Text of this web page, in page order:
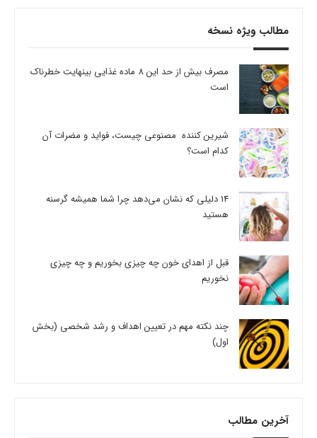
مطالب ویژه نسخه
مصرف بیش از حد این 8 ماده غذایی بینهایت خطرناک
است
شیرین کننده مصنوعی چیست، فواید و مضرات آن
کدام است؟
14 دلیلی که نشان می‌دهد چرا شما همیشه گرسنه
هستید
قبل از اهدای خون چه چیزی بخوریم و چه چیزی
نخوریم
چند نکته مهم در تعیین اهداف و رشد شخصی (بخش
اول)
آخرین مطالب